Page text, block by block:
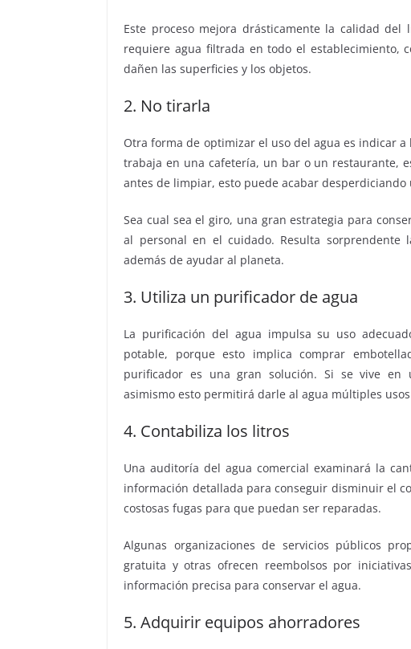
Este proceso mejora drásticamente la calidad
requiere agua filtrada en todo el establecimiento,
dañen las superficies y los objetos.
2. No tirarla
Otra forma de optimizar el uso del agua es indicar
trabaja en una cafetería, un bar o un restaurante,
antes de limpiar, esto puede acabar
Sea cual sea el giro, una gran estrategia para
al personal en el cuidado. Resulta
además de ayudar al planeta.
3. Utiliza un purificador de agua
La purificación del agua impulsa su uso
potable, porque esto implica comprar
purificador es una gran solución. Si se vive en
asimismo esto permitirá darle al agua múltiples
4. Contabiliza los litros
Una auditoría del agua comercial examinará la
información detallada para conseguir disminuir el
costosas fugas para que puedan ser reparadas.
Algunas organizaciones de servicios públicos
gratuita y otras ofrecen reembolsos por
información precisa para conservar el agua.
5. Adquirir equipos ahorradores